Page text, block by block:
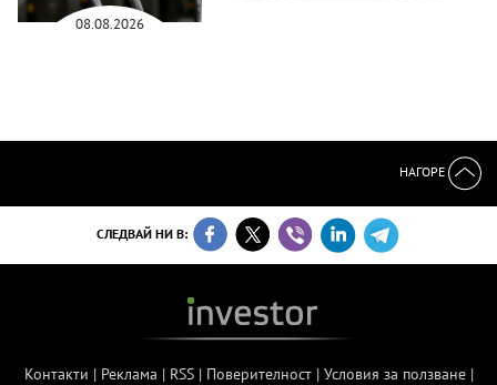
08.08.2026
НАГОРЕ
СЛЕДВАЙ НИ В:
Контакти | Реклама | RSS| Поверителност| Условия за ползване|